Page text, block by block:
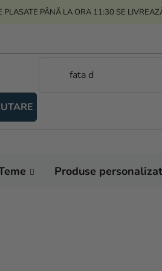
PLASATE PÂNĂ LA ORA 11:30 SE
Produse